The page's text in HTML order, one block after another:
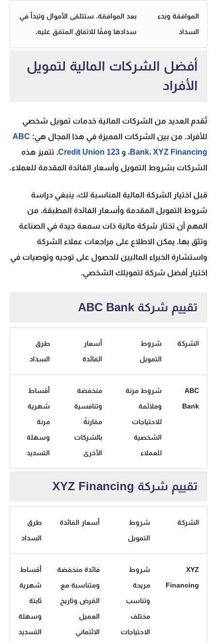
الموافقة وبدء
السداد
بعد الموافقة، ستتلقى الأموال وتبدأ في
سدادها وفقًا للاتفاق المتفق عليه.
أفضل الشركات المالية لتمويل
الأفراد
تُقدم العديد من الشركات المالية خدمات تمويل شخصي
للأفراد. من بين الشركات المميزة في هذا المجال هي: ABC
Bank، XYZ Financing ، و 123 Credit Union
. تتميز هذه
الشركات بشروط التمويل وأسعار الفائدة المقدمة للعملاء.
قبل اختيار الشركة المالية المناسبة لك، ينبغي دراسة
شروط التمويل المقدمة وأسعار الفائدة المطبقة. من
المهم أن تختار شركة مالية ذات سمعة جيدة في الصناعة
وتثق بها. يمكن الاطلاع على مراجعات عملاء الشركة
واستشارة الخبراء الماليين للحصول على توجيه وتوصيات في
اختيار أفضل شركة لتمويلك الشخصي.
تقييم شركة ABC Bank
الشركة
شروط
التمويل
أسعار
الفائدة
طرق
السداد
ABC
Bank
شروط مرنة
وملائمة
للاحتياجات
الشخصية
للعملاء
منخفضة
وتنافسية
مقارنةً
بالشركات
الأخرى
أقساط
شهرية
مرنة
وسهلة
التسديد
تقييم شركة XYZ Financing
الشركة
شروط
التمويل
أسعار الفائدة
طرق
السداد
XYZ
Financing
شروط
مريحة
وتناسب
مختلف
الاحتياجات
فائدة منخفضة
ومتناسبة مع
القرض وتاريخ
العميل
الائتماني
أقساط
شهرية
ثابتة
وسهلة
التسديد